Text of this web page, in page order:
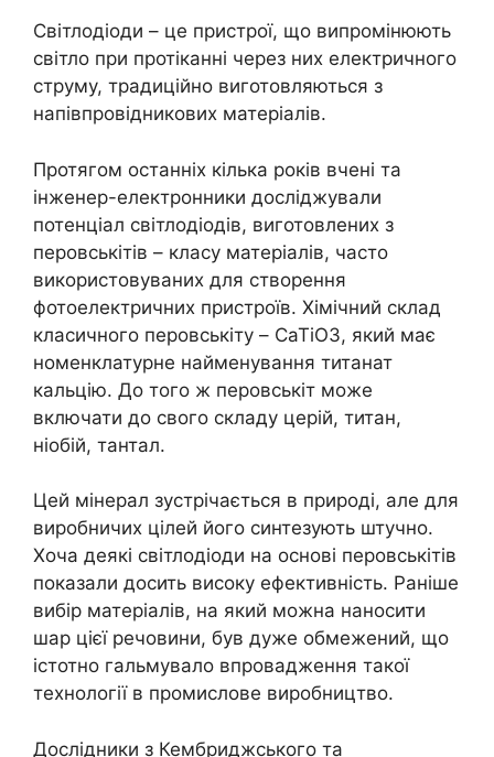
Світлодіоди – це пристрої, що випромінюють
світло при протіканні через них електричного
струму, традиційно виготовляються з
напівпровідникових матеріалів.
Протягом останніх кілька років вчені та
інженер-електронники досліджували
потенціал світлодіодів, виготовлених з
перовськітів – класу матеріалів, часто
використовуваних для створення
фотоелектричних пристроїв. Хімічний склад
класичного перовськіту – CaTiO3, який має
номенклатурне найменування титанат
кальцію. До того ж перовськіт може
включати до свого складу церій, титан,
ніобій, тантал.
Цей мінерал зустрічається в природі, але для
виробничих цілей його синтезують штучно.
Хоча деякі світлодіоди на основі перовськітів
показали досить високу ефективність. Раніше
вибір матеріалів, на який можна наносити
шар цієї речовини, був дуже обмежений, що
істотно гальмувало впровадження такої
технології в промислове виробництво.
Дослідники з Кембриджського та